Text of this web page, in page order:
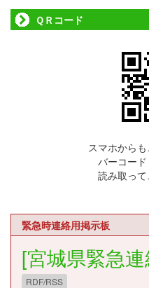
ＱＲコード
スマホからも
バーコー
読み取って
緊急時連絡用掲示板
[宮城県緊急
RDF/RSS